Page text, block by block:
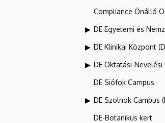
Compliance Önálló
DE Egyetemi és
DE Klinikai Központ
DE Oktatási-Nevelési
DE Siófok Campus
DE Szolnok Campus
DE-Botanikus kert